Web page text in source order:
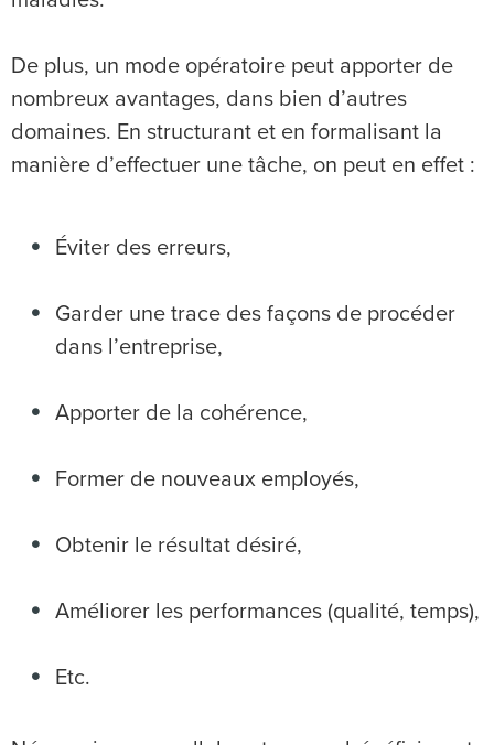
De plus, un mode opératoire peut apporter de
nombreux avantages, dans bien d’autres
domaines. En structurant et en formalisant la
manière d’effectuer une tâche, on peut en effet :
Éviter des erreurs,
Garder une trace des façons de procéder
dans l’entreprise,
Apporter de la cohérence,
Former de nouveaux employés,
Obtenir le résultat désiré,
Améliorer les performances (qualité, temps),
Etc.